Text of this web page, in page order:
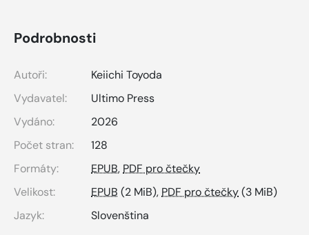
Podrobnosti
Autoři:
Keiichi Toyoda
Vydavatel:
Ultimo Press
Vydáno:
2026
Počet stran:
128
Formáty:
EPUB,PDF pro čtečky
Velikost:
EPUB (2 MiB),PDF pro čtečky(3 MiB)
Jazyk:
Slovenština